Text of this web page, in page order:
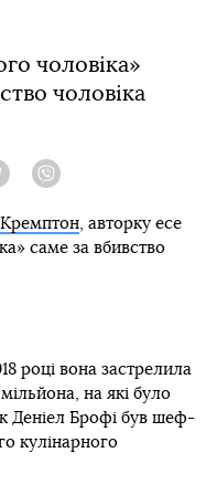
чоловіка»
чоловіка
TelegramViber
, авторку есе
саме за вбивство
році вона застрелила
на які було
Деніел Брофі був шеф-
кулінарного